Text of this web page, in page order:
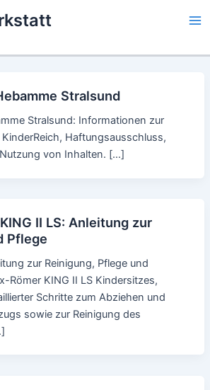
Stralsund
Stralsund: Informationen zur
Haftungsausschluss,
von Inhalten. […]
II LS: Anleitung zur
Pflege
zur Reinigung, Pflege und
Römer KING II LS Kindersitzes,
Schritte zum Abziehen und
sowie zur Reinigung des